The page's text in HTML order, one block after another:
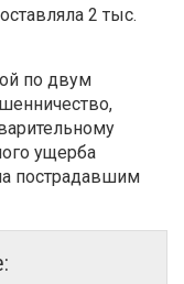
2 тыс.
по двум
ущерба
пострадавшим